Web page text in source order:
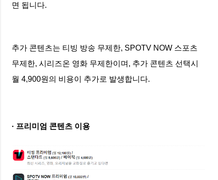
면 됩니다.
추가 콘텐츠는 티빙 방송 무제한, SPOTV NOW 스포츠
무제한, 시리즈온 영화 무제한이며, 추가 콘텐츠 선택시
월 4,900원의 비용이 추가로 발생합니다.
· 프리미엄 콘텐츠 이용